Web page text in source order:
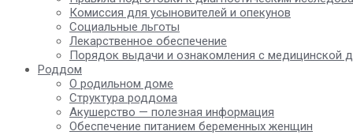
Комиссия для усыновителей и опекунов
Социальные льготы
Лекарственное обеспечение
Порядок выдачи и ознакомления с медицинской
Роддом
О родильном доме
Структура роддома
Акушерство — полезная информация
Обеспечение питанием беременных женщин